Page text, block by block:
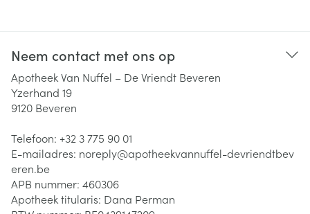
Neem contact met ons op
Apotheek Van Nuffel – De Vriendt Beveren
Yzerhand 19
9120 Beveren
Telefoon: +32 3 775 90 01
E-mailadres: noreply@apotheekvannuffel-devriendtbev
eren.be
APB nummer: 460306
Apotheek titularis: Dana Perman